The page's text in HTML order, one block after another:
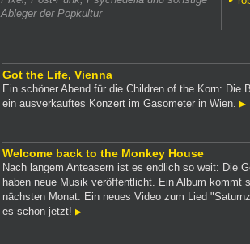
Ableger der Popkultur
Got the Life, Vienna
Ein schöner Abend für die Children of the Korn: Die
ein ausverkauftes Konzert im Gasometer in Wien.
Welcome back to the Monkey House
Nach langem Anteasern ist es endlich so weit: Die
haben neue Musik veröffentlicht. Ein Album kommt
nächsten Monat. Ein neues Video zum Lied
es schon jetzt!